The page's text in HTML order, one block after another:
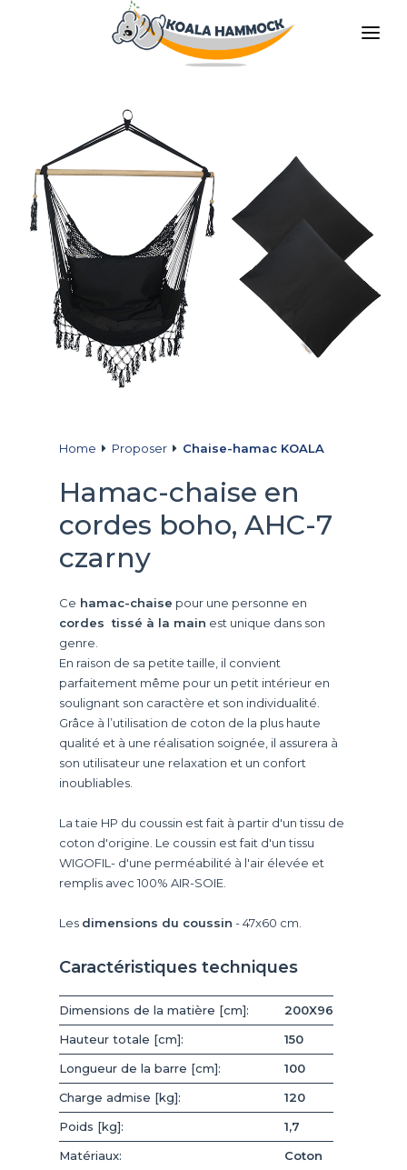
COMMERCES
DEVENIR DISTRIBUTEUR
MÉDIAS
CONTACT
FR
Home Proposer Chaise-hamac KOALA
Hamac-chaise en
cordes boho, AHC-7
czarny
Ce hamac-chaise pour une personne en
cordes tissé à la main est unique dans son
genre.
En raison de sa petite taille, il convient
parfaitement même pour un petit intérieur en
soulignant son caractère et son individualité.
Grâce à l’utilisation de coton de la plus haute
qualité et à une réalisation soignée, il assurera à
son utilisateur une relaxation et un confort
inoubliables.
La taie HP du coussin est fait à partir d'un tissu de
coton d'origine. Le coussin est fait d'un tissu
WIGOFIL- d'une perméabilité à l'air élevée et
remplis avec 100% AIR-SOIE.
Les dimensions du coussin - 47x60 cm.
Caractéristiques techniques
Dimensions de la matière [cm]:
200X96
Hauteur totale [cm]:
150
Longueur de la barre [cm]:
100
Charge admise [kg]:
120
Poids [kg]:
1,7
Matériaux:
Coton